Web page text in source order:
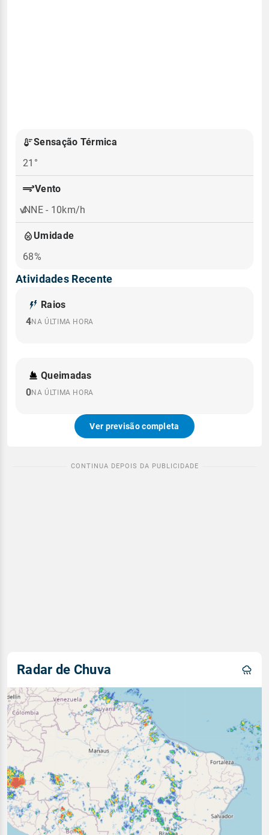
Sensação Térmica
21°
Vento
NNE - 10km/h
Umidade
68%
Atividades Recente
Raios
4NA ÚLTIMA HORA
Queimadas
0NA ÚLTIMA HORA
Ver previsão completa
Radar de Chuva